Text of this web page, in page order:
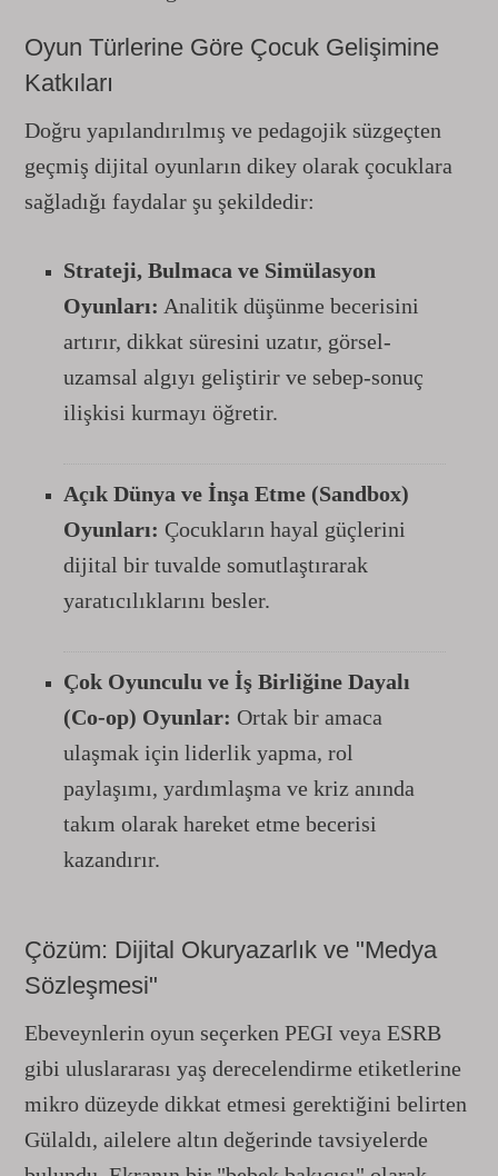
Oyun Türlerine Göre Çocuk Gelişimine
Katkıları
Doğru yapılandırılmış ve pedagojik süzgeçten
geçmiş dijital oyunların dikey olarak çocuklara
sağladığı faydalar şu şekildedir:
Strateji, Bulmaca ve Simülasyon
Oyunları: Analitik düşünme becerisini
artırır, dikkat süresini uzatır, görsel-
uzamsal algıyı geliştirir ve sebep-sonuç
ilişkisi kurmayı öğretir.
Açık Dünya ve İnşa Etme (Sandbox)
Oyunları: Çocukların hayal güçlerini
dijital bir tuvalde somutlaştırarak
yaratıcılıklarını besler.
Çok Oyunculu ve İş Birliğine Dayalı
(Co-op) Oyunlar: Ortak bir amaca
ulaşmak için liderlik yapma, rol
paylaşımı, yardımlaşma ve kriz anında
takım olarak hareket etme becerisi
kazandırır.
Çözüm: Dijital Okuryazarlık ve "Medya
Sözleşmesi"
Ebeveynlerin oyun seçerken PEGI veya ESRB
gibi uluslararası yaş derecelendirme etiketlerine
mikro düzeyde dikkat etmesi gerektiğini belirten
Gülaldı, ailelere altın değerinde tavsiyelerde